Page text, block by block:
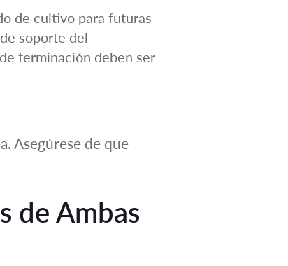
de cultivo para futuras
soporte del
terminación deben ser
Asegúrese de que
de Ambas